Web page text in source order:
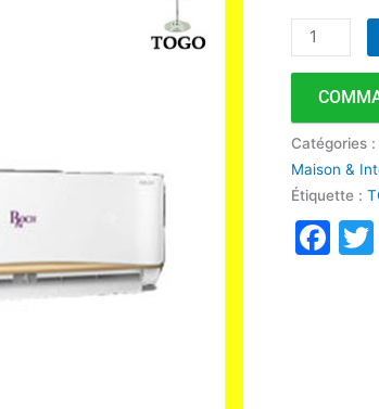
Catégories
Maison &
Étiquette :